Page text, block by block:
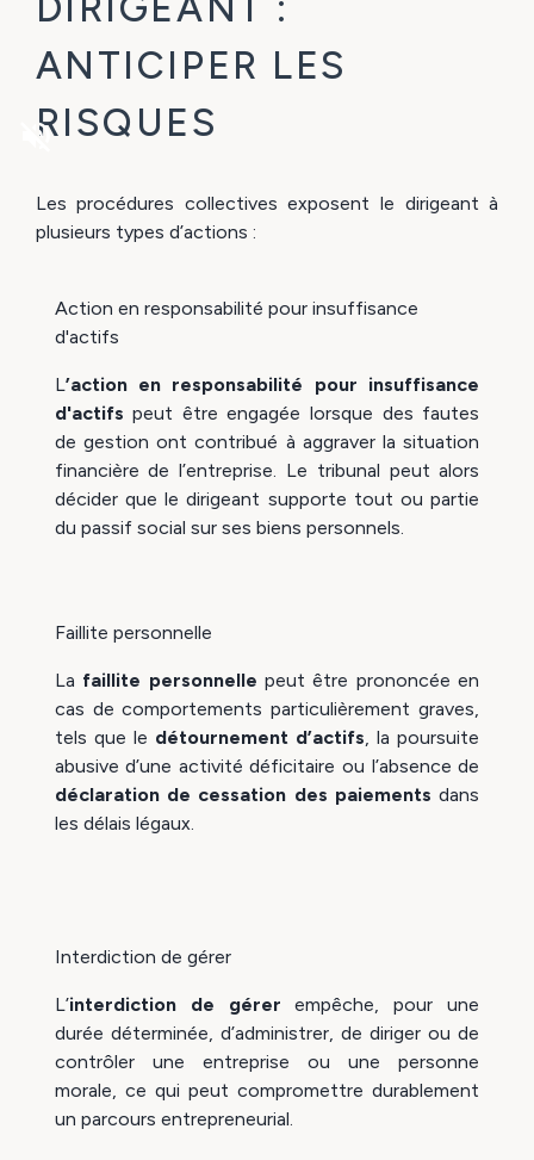
volume_off
ANTICIPER LES
RISQUES
Les procédures collectives exposent le dirigeant à
plusieurs types d’actions :
Action en responsabilité pour insuffisance
d'actifs
L’action en responsabilité pour insuffisance
d'actifs peut être engagée lorsque des fautes
de gestion ont contribué à aggraver la situation
financière de l’entreprise. Le tribunal peut alors
décider que le dirigeant supporte tout ou partie
du passif social sur ses biens personnels.
Faillite personnelle
La faillite personnelle peut être prononcée en
cas de comportements particulièrement graves,
tels que le détournement d’actifs, la poursuite
abusive d’une activité déficitaire ou l’absence de
déclaration de cessation des paiements dans
les délais légaux.
Interdiction de gérer
L’interdiction de gérer empêche, pour une
durée déterminée, d’administrer, de diriger ou de
contrôler une entreprise ou une personne
morale, ce qui peut compromettre durablement
un parcours entrepreneurial.